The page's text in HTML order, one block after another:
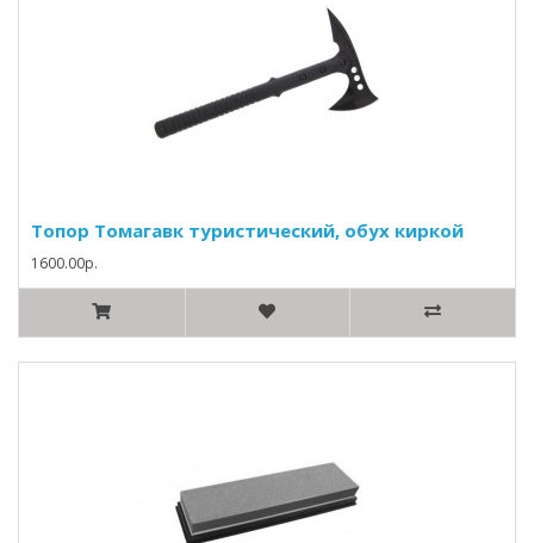
Топор Томагавк туристический, обух киркой
1600.00р.